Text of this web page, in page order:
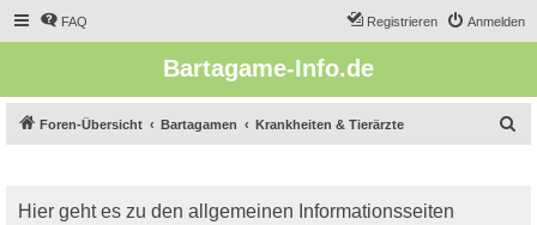
FAQ Anmelden
Registrieren
Bartagame-Info.de
Foren-Übersicht Bartagamen Krankheiten & Tierärzte
Hier geht es zu den allgemeinen Informationsseiten